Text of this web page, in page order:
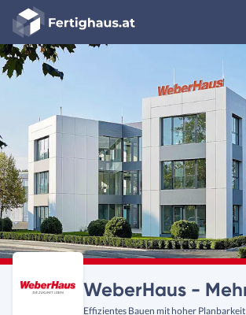
Fertighaus
Logo
Anmelden
Effizientes Bauen mit hoher Planbarkeit